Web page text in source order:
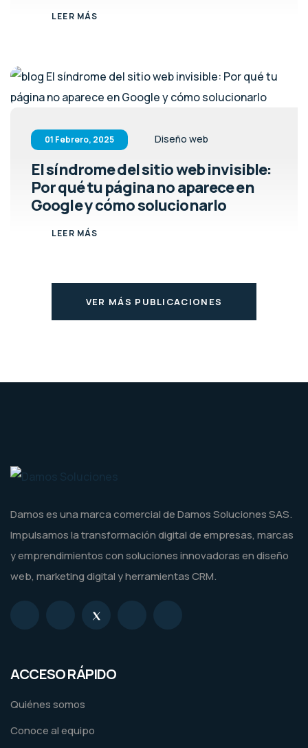
LEER MÁS
01 Febrero, 2025 Diseño web
El síndrome del sitio web invisible:
Por qué tu página no aparece en
Google y cómo solucionarlo
LEER MÁS
VER MÁS PUBLICACIONES
Damos es una marca comercial de Damos Soluciones SAS.
Impulsamos la transformación digital de empresas, marcas
y emprendimientos con soluciones innovadoras en diseño
web, marketing digital y herramientas CRM.
ACCESO RÁPIDO
Quiénes somos
Conoce al equipo